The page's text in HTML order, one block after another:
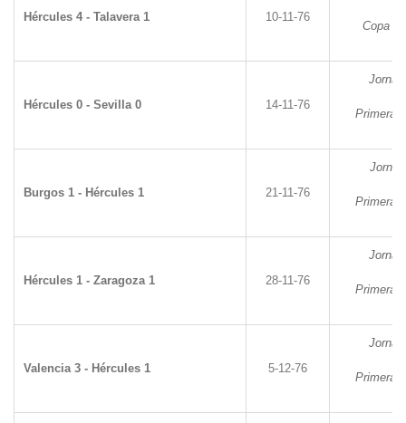
Hércules 4 - Talavera 1 10-11-76
Copa
Hércules 0 - Sevilla 0 14-11-76
Primera
Burgos 1 - Hércules 1 21-11-76
Primera
Hércules 1 - Zaragoza 1 28-11-76
Primera
Valencia 3 - Hércules 1 5-12-76
Primera